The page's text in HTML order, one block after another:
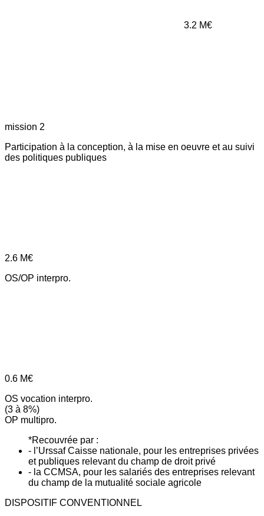
3.2 M€
mission 2
Participation à la conception, à la mise en oeuvre et au suivi
des politiques publiques
2.6 M€
OS/OP interpro.
0.6 M€
OS vocation interpro.
(3 à 8%)
OP multipro.
*Recouvrée par :
- l’Urssaf Caisse nationale, pour les entreprises privées
et publiques relevant du champ de droit privé
- la CCMSA, pour les salariés des entreprises relevant
du champ de la mutualité sociale agricole
DISPOSITIF CONVENTIONNEL